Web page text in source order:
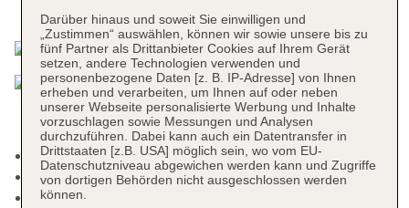
Adults-only-Bereich: ab 18 Jahre
Check-in Zeit ab 15:00 Uhr
Check-out Zeit bis 12:00 Uhr
Darüber hinaus und soweit Sie einwilligen und
„Zustimmen“ auswählen, können wir sowie unsere bis zu
fünf Partner als Drittanbieter Cookies auf Ihrem Gerät
setzen, andere Technologien verwenden und
personenbezogene Daten [z. B. IP-Adresse] von Ihnen
erheben und verarbeiten, um Ihnen auf oder neben
unserer Webseite personalisierte Werbung und Inhalte
vorzuschlagen sowie Messungen und Analysen
durchzuführen. Dabei kann auch ein Datentransfer in
Drittstaaten [z.B. USA] möglich sein, wo vom EU-
Datenschutzniveau abgewichen werden kann und Zugriffe
von dortigen Behörden nicht ausgeschlossen werden
können.